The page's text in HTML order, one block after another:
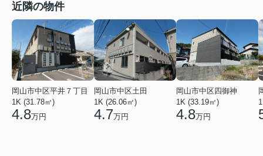
近隣の物件
岡山市中区平井７丁目
1K (31.78㎡)
4.8万円
岡山市中区土田
1K (26.06㎡)
4.7万円
岡山市中区四御神
1K (33.19㎡)
4.8万円